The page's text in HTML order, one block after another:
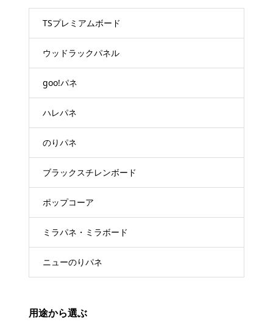
TSプレミアムボード
ウッドラックパネル
goo!パネ
ハレパネ
のりパネ
ブラックスチレンボード
ポップコーア
ミラパネ・ミラボード
ニューのりパネ
用途から選ぶ